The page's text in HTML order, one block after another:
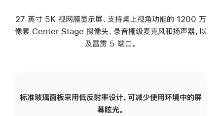
27 英寸 5K 视网膜显示屏、支持桌上视角功能的 1200 万
像素 Center Stage 摄像头、录音棚级麦克风和扬声器，以
及雷雳 5 端口。
标准玻璃面板采用低反射率设计，可减少使用环境中的屏
幕眩光。